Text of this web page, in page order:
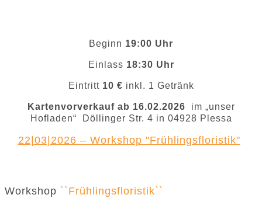
Beginn 19:00 Uhr
Einlass 18:30 Uhr
Eintritt 10 € inkl. 1 Getränk
Kartenvorverkauf ab 16.02.2026 im „unser
Hofladen“ Döllinger Str. 4 in 04928 Plessa
22|03|2026 – Workshop "Frühlingsfloristik"
Workshop ``Frühlingsfloristik``